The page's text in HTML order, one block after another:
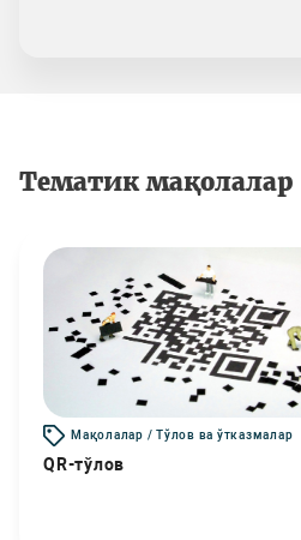
Тематик мақолалар
Мақолалар / Тўлов ва ўтказмалар
QR-тўлов